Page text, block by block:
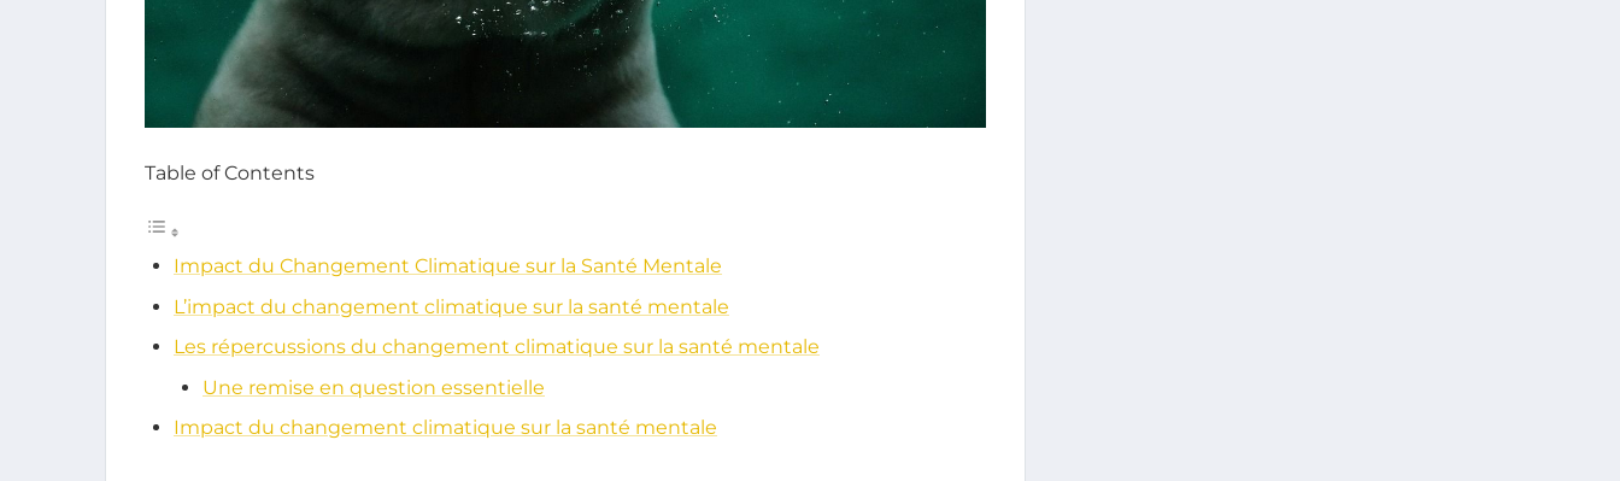
Table of Contents
Impact du Changement Climatique sur la Santé Mentale
L’impact du changement climatique sur la santé mentale
Les répercussions du changement climatique sur la santé mentale
Une remise en question essentielle
Impact du changement climatique sur la santé mentale